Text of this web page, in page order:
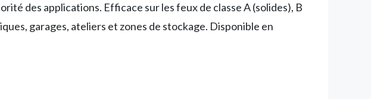
des applications. Efficace sur les feux de classe A (solides), B
garages, ateliers et zones de stockage. Disponible en